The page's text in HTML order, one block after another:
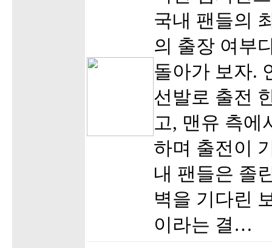
국내 팬들의
의 출장 여부
돌아가 보자.
선발로 출전
고, 맨유 측에
하며 출전이
내 팬들은 졸
벽을 기다린
이라는 결…